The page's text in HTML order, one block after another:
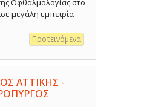
Οφθαλμολογίας στο
μεγάλη εμπειρία
Προτεινόμενα
ΑΤΤΙΚΗΣ -